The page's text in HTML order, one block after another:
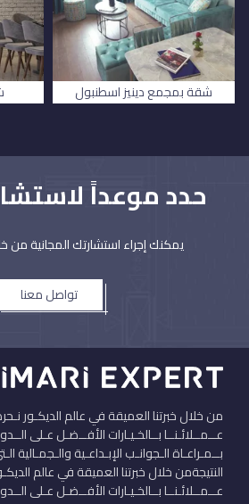
شقة بمجمع دينيز اسطنبول
حدد موعداً
يمكنك إجراء استشارتك المجانية من
تواصل معنا
من خلال خبرتنا العميقة في عالم الديكـور
عــمــلائـنــا بــالخـيـارات الأفــضـل عـلى
بــمـراعـاة الـجوانـب الإبـداعـية
النتيجةمن خلال خبرتنا العميقة في عالم
عــمــلائـنــا بــالخـيـارات الأفــضـل عـلى